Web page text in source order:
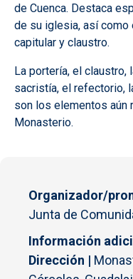
de Cuenca. Destaca
de su iglesia, así
capitular y claustro.
La portería, el claustro,
sacristía, el refectorio,
son los elementos aún
Monasterio.
Organizador/
Junta de
Información
Dirección |